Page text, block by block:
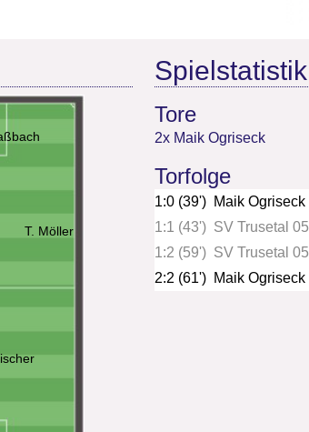
T. Möller
Spielstatistik
Tore
2x Maik Ogriseck
Torfolge
1:0 (39') Maik Ogriseck
1:1 (43') SV Trusetal 05
1:2 (59') SV Trusetal 05
2:2 (61') Maik Ogriseck